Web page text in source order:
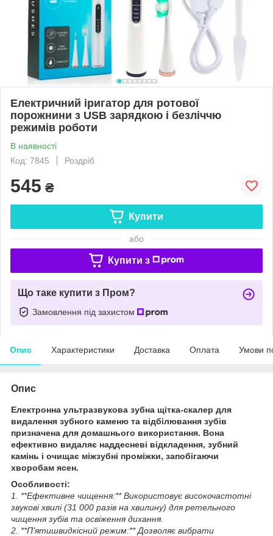
Електричний іригатор для ротової
порожнини з USB зарядкою і безліччю
режимів роботи
В наявності
Код: 7845
Роздріб
545 ₴
Купити
або
Купити з
Що таке купити з Пром?
Замовлення під захистом
Опис Характеристики Доставка Оплата Умови
Опис
Електронна ультразвукова зубна щітка-скалер для
видалення зубного каменю та відбілювання зубів
призначена для домашнього використання. Вона
ефективно видаляє наддесневі відкладення, зубний
камінь і очищає міжзубні проміжки, запобігаючи
хворобам ясен.
Особливості:
1. **Ефективне чищення:** Використовує високочастотні
звукові хвилі (31 000 разів на хвилину) для ретельного
чищення зубів та освіження дихання.
2. **П'ятишвидкісний режим:** Дозволяє вибрати